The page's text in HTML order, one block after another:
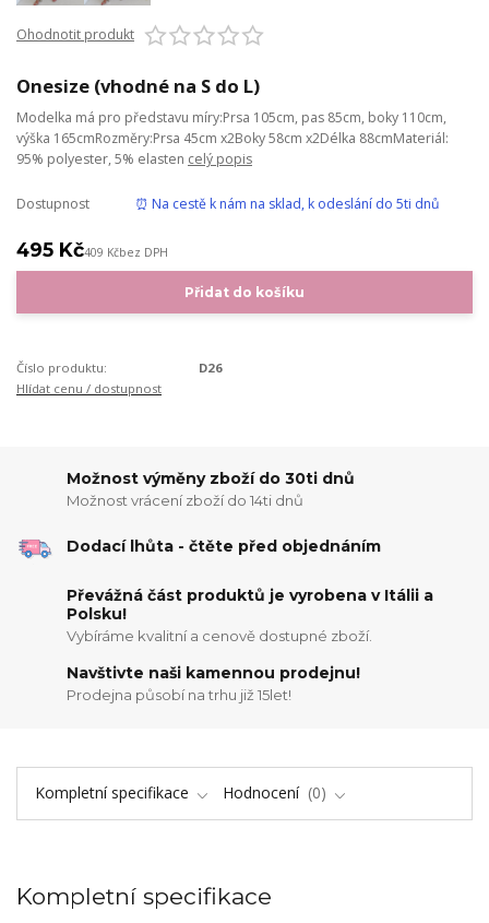
Ohodnotit produkt
Onesize (vhodné na S do L)
Modelka má pro představu míry:Prsa 105cm, pas 85cm, boky 110cm,
výška 165cmRozměry:Prsa 45cm x2Boky 58cm x2Délka 88cmMateriál:
95% polyester, 5% elasten celý popis
Dostupnost ⏰ Na cestě k nám na sklad, k odeslání do 5ti dnů
495 Kč409 Kčbez DPH
Přidat do košíku
Číslo produktu:
D26
Hlídat cenu / dostupnost
Možnost výměny zboží do 30ti dnů
Možnost vrácení zboží do 14ti dnů
Dodací lhůta - čtěte před objednáním
Převážná část produktů je vyrobena v Itálii a
Polsku!
Vybíráme kvalitní a cenově dostupné zboží.
Navštivte naši kamennou prodejnu!
Prodejna působí na trhu již 15let!
Kompletní specifikace Hodnocení 0
Kompletní specifikace